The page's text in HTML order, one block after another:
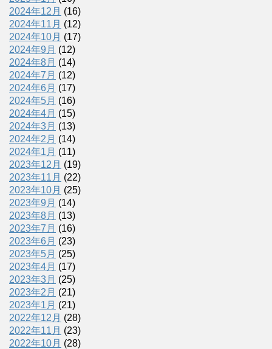
2024年12月 (16)
2024年11月 (12)
2024年10月 (17)
2024年9月 (12)
2024年8月 (14)
2024年7月 (12)
2024年6月 (17)
2024年5月 (16)
2024年4月 (15)
2024年3月 (13)
2024年2月 (14)
2024年1月 (11)
2023年12月 (19)
2023年11月 (22)
2023年10月 (25)
2023年9月 (14)
2023年8月 (13)
2023年7月 (16)
2023年6月 (23)
2023年5月 (25)
2023年4月 (17)
2023年3月 (25)
2023年2月 (21)
2023年1月 (21)
2022年12月 (28)
2022年11月 (23)
2022年10月 (28)